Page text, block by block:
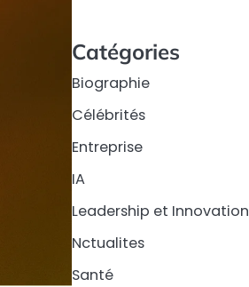
Catégories
Biographie
Célébrités
Entreprise
IA
Leadership et Innovation
Nctualites
Santé